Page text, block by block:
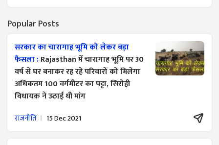
Popular Posts
सरकार का चारागाह भूमि को लेकर बड़ा
फैसला :Rajasthan में चारागाह भूमि पर 30
वर्ष से घर बनाकर रह रहे परिवारों को मिलेगा
अधिकतम 100 वर्गमीटर का पट्टा, सिरोही
विधायक ने उठाई थी मांग
राजनीति 15 Dec 2021